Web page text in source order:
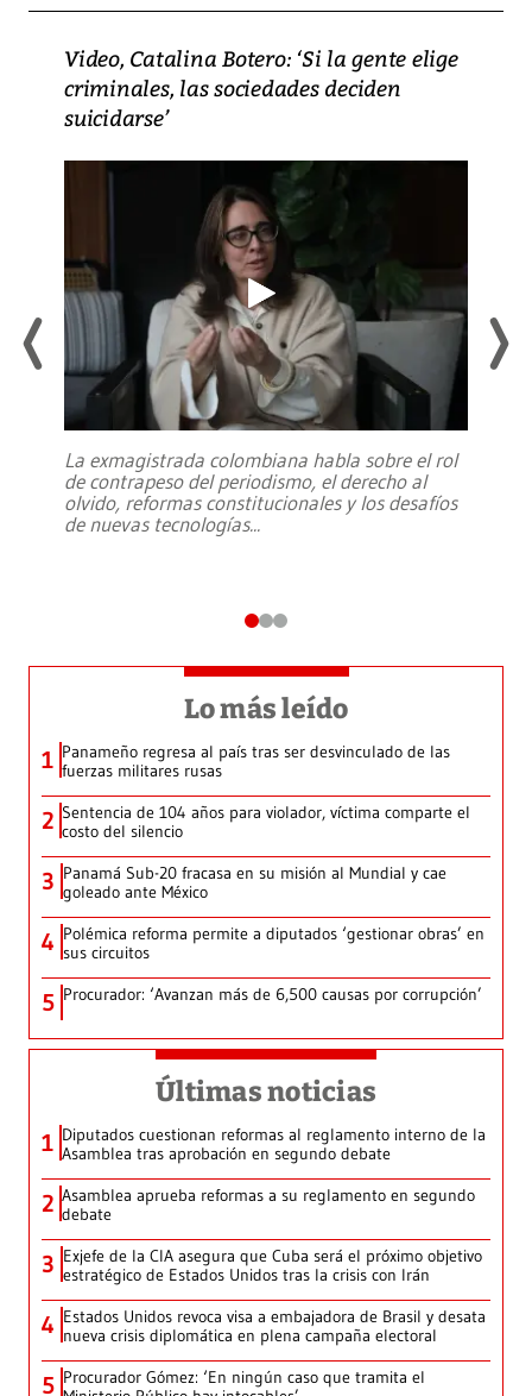
Video, Catalina Botero: ‘Si la gente elige
criminales, las sociedades deciden
suicidarse’
La exmagistrada colombiana habla sobre el rol
de contrapeso del periodismo, el derecho al
olvido, reformas constitucionales y los desafíos
de nuevas tecnologías...
Lo más leído
1 Panameño regresa al país tras ser desvinculado de las
fuerzas militares rusas
2 Sentencia de 104 años para violador, víctima comparte el
costo del silencio
3 Panamá Sub-20 fracasa en su misión al Mundial y cae
goleado ante México
4 Polémica reforma permite a diputados ‘gestionar obras’ en
sus circuitos
5 Procurador: ‘Avanzan más de 6,500 causas por corrupción’
Últimas noticias
1 Diputados cuestionan reformas al reglamento interno de la
Asamblea tras aprobación en segundo debate
2 Asamblea aprueba reformas a su reglamento en segundo
debate
3 Exjefe de la CIA asegura que Cuba será el próximo objetivo
estratégico de Estados Unidos tras la crisis con Irán
4 Estados Unidos revoca visa a embajadora de Brasil y desata
nueva crisis diplomática en plena campaña electoral
5 Procurador Gómez: ‘En ningún caso que tramita el